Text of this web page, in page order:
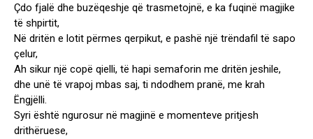
Çdo fjalë dhe buzëqeshje që trasmetojnë, e ka fuqinë magjike
të shpirtit,
Në dritën e lotit përmes qerpikut, e pashë një trëndafil të sapo
çelur,
Ah sikur një copë qielli, të hapi semaforin me dritën jeshile,
dhe unë të vrapoj mbas saj, ti ndodhem pranë, me krah
Ëngjëlli.
Syri është ngurosur në magjinë e momenteve pritjesh
drithëruese,